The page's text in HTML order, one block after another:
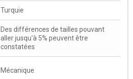
Turquie
Des différences de tailles pouvant
aller jusqu'à 5% peuvent être
constatées
Mécanique